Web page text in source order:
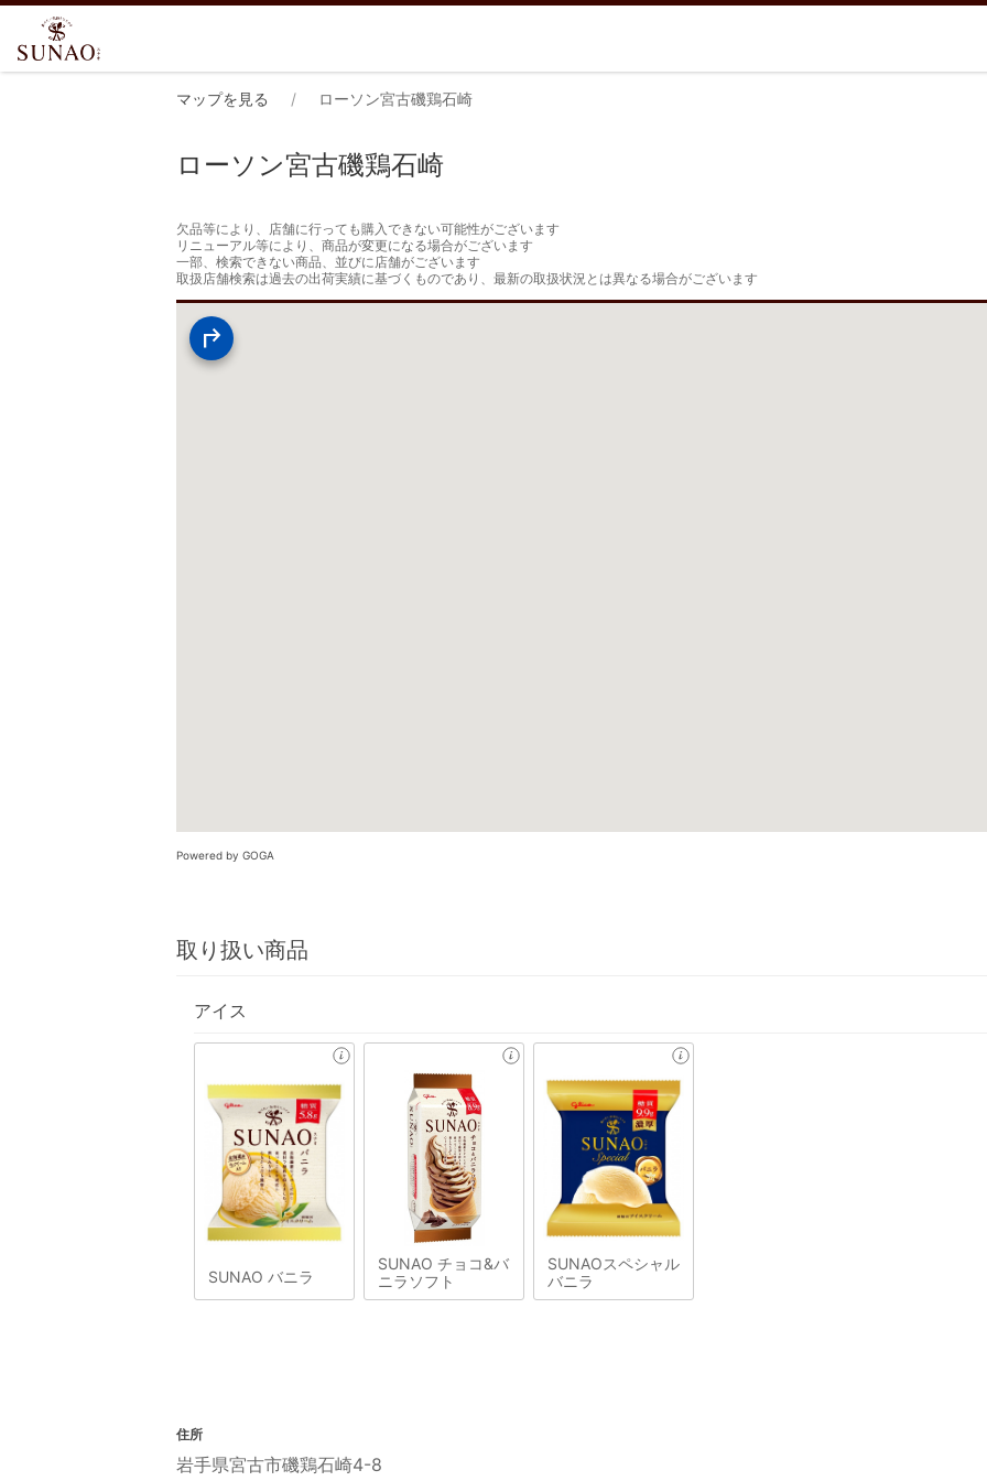
マップを見る ローソン宮古磯鶏石崎
ローソン宮古磯鶏石崎
欠品等により、店舗に行っても購入できない可能性がございます
リニューアル等により、商品が変更になる場合がございます
一部、検索できない商品、並びに店舗がございます
取扱店舗検索は過去の出荷実績に基づくものであり、最新の取扱状況とは異なる場合がございます
Powered by GOGA
取り扱い商品
アイス
SUNAO バニラ
SUNAO チョコ&バ
ニラソフト
SUNAOスペシャル
バニラ
住所
岩手県宮古市磯鶏石崎4-8